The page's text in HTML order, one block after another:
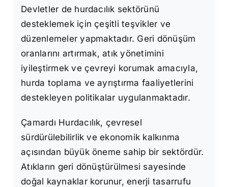
Devletler de hurdacılık sektörünü
desteklemek için çeşitli teşvikler ve
düzenlemeler yapmaktadır. Geri dönüşüm
oranlarını artırmak, atık yönetimini
iyileştirmek ve çevreyi korumak amacıyla,
hurda toplama ve ayrıştırma faaliyetlerini
destekleyen politikalar uygulanmaktadır.
Çamardı Hurdacılık, çevresel
sürdürülebilirlik ve ekonomik kalkınma
açısından büyük öneme sahip bir sektördür.
Atıkların geri dönüştürülmesi sayesinde
doğal kaynaklar korunur, enerji tasarrufu